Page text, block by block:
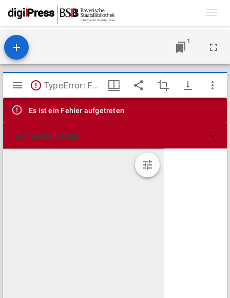
1
Mirador
Viewer
TypeError: Failed to fetch
Es ist ein Fehler aufgetreten
Technische Details